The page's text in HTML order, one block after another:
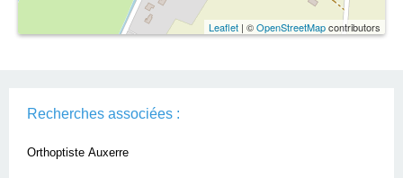
Leaflet | ©OpenStreetMapcontributors
Recherches associées :
Orthoptiste Auxerre